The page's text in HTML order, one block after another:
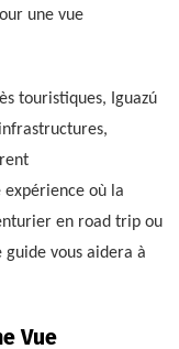
une vue
touristiques, Iguazú
où la
en road trip ou
vous aidera à
Vue